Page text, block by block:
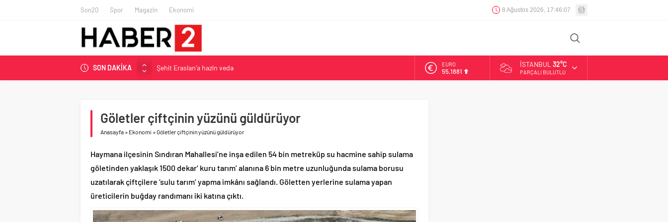
Son20 Spor Magazin Ekonomi 8 Ağustos 2026, 17:46:08
SON DAKİKA
Şehit Eraslan’a hazin veda
Toprak Razgatlıoğlu Çekya’da ikinci oldu
İzmit Belediyesi’nden Tepeköy’de asfalt mesaisi
EURO
55,1881
İSTANBUL 32°C
PARÇALI BULUTLU
Göletler çiftçinin yüzünü güldürüyor
Anasayfa » Ekonomi »Göletler çiftçinin yüzünü güldürüyor
Haymana ilçesinin Sındıran Mahallesi’ne inşa edilen 54 bin metreküp su hacmine sahip sulama
göletinden yaklaşık 1500 dekar‘ kuru tarım’ alanına 6 bin metre uzunluğunda sulama borusu
uzatılarak çiftçilere ‘sulu tarım’ yapma imkânı sağlandı. Göletten yerlerine sulama yapan
üreticilerin buğday randımanı iki katına çıktı.